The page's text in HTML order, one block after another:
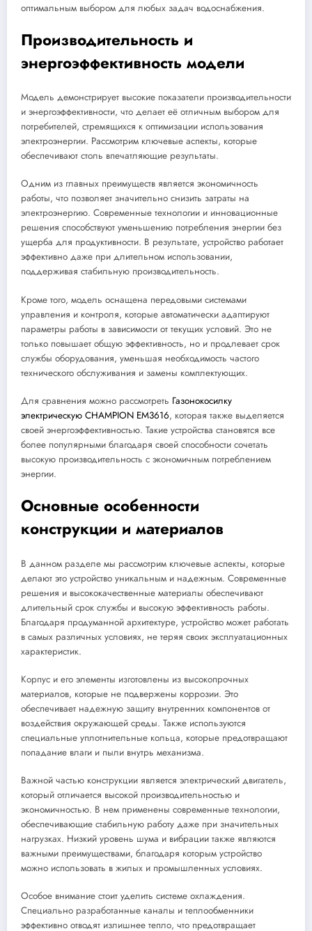
оптимальным выбором для любых задач водоснабжения.
Производительность и
энергоэффективность модели
Модель демонстрирует высокие показатели производительности
и энергоэффективности, что делает её отличным выбором для
потребителей, стремящихся к оптимизации использования
электроэнергии. Рассмотрим ключевые аспекты, которые
обеспечивают столь впечатляющие результаты.
Одним из главных преимуществ является экономичность
работы, что позволяет значительно снизить затраты на
электроэнергию. Современные технологии и инновационные
решения способствуют уменьшению потребления энергии без
ущерба для продуктивности. В результате, устройство работает
эффективно даже при длительном использовании,
поддерживая стабильную производительность.
Кроме того, модель оснащена передовыми системами
управления и контроля, которые автоматически адаптируют
параметры работы в зависимости от текущих условий. Это не
только повышает общую эффективность, но и продлевает срок
службы оборудования, уменьшая необходимость частого
технического обслуживания и замены комплектующих.
Для сравнения можно рассмотреть Газонокосилку
электрическую CHAMPION EM3616, которая также выделяется
своей энергоэффективностью. Такие устройства становятся все
более популярными благодаря своей способности сочетать
высокую производительность с экономичным потреблением
энергии.
Основные особенности
конструкции и материалов
В данном разделе мы рассмотрим ключевые аспекты, которые
делают это устройство уникальным и надежным. Современные
решения и высококачественные материалы обеспечивают
длительный срок службы и высокую эффективность работы.
Благодаря продуманной архитектуре, устройство может работать
в самых различных условиях, не теряя своих эксплуатационных
характеристик.
Корпус и его элементы изготовлены из высокопрочных
материалов, которые не подвержены коррозии. Это
обеспечивает надежную защиту внутренних компонентов от
воздействия окружающей среды. Также используются
специальные уплотнительные кольца, которые предотвращают
попадание влаги и пыли внутрь механизма.
Важной частью конструкции является электрический двигатель,
который отличается высокой производительностью и
экономичностью. В нем применены современные технологии,
обеспечивающие стабильную работу даже при значительных
нагрузках. Низкий уровень шума и вибрации также являются
важными преимуществами, благодаря которым устройство
можно использовать в жилых и промышленных условиях.
Особое внимание стоит уделить системе охлаждения.
Специально разработанные каналы и теплообменники
эффективно отводят излишнее тепло, что предотвращает